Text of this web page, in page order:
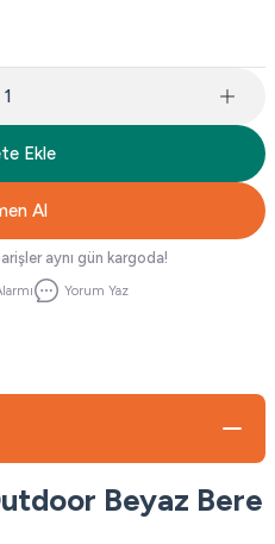
Ekle
Al
aynı gün kargoda!
Yorum Yaz
Beyaz Bere